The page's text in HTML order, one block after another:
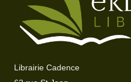
Librairie Cadence